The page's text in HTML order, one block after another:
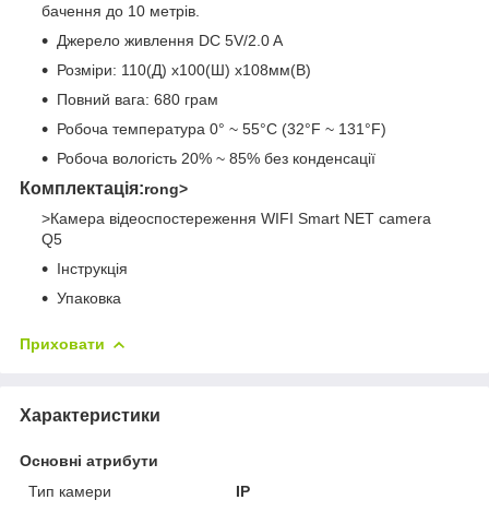
бачення до 10 метрів.
Джерело живлення DC 5V/2.0 A
Розміри: 110(Д) x100(Ш) х108мм(В)
Повний вага: 680 грам
Робоча температура 0° ~ 55°C (32°F ~ 131°F)
Робоча вологість 20% ~ 85% без конденсації
Комплектація:rong>
>Камера відеоспостереження WIFI Smart NET camera
Q5
Інструкція
Упаковка
Приховати
Характеристики
Основні атрибути
Тип камери
IP